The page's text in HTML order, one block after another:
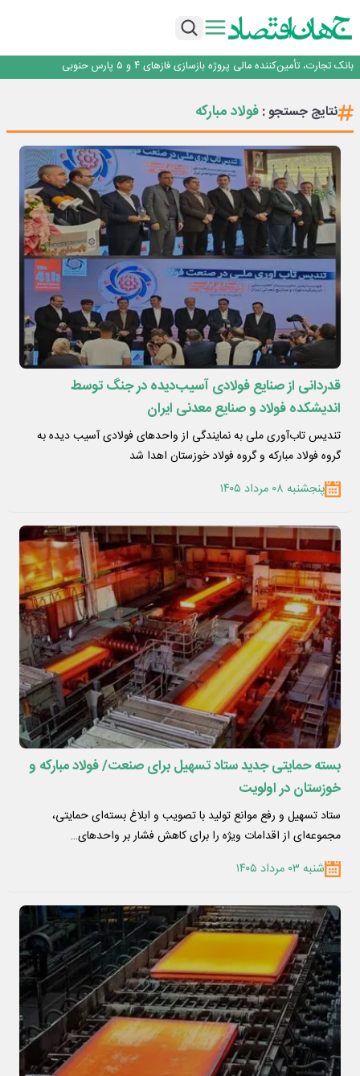
برگزاری آیین نکوداشت فعالان مواکب مرز شلمچه توسط شهرداری منطقه یک
منطقه‌ای
بانک تجارت، تأمین‌کننده مالی پروژه بازسازی فازهای ۴ و ۵ پارس حنوبی
برنده این رقابت داستان‌نویسی، انسان نبود!
برگزاری آیین نکوداشت فعالان مواکب مرز شلمچه توسط شهرداری منطقه یک
منطقه‌ای
نتایج جستجو :فولاد مبارکه
قدردانی از صنایع فولادی آسیب‌دیده در جنگ توسط
اندیشکده فولاد و صنایع معدنی ایران
تندیس تاب‌آوری ملی به نمایندگی از واحدهای فولادی آسیب دیده به
گروه فولاد مبارکه و گروه فولاد خوزستان اهدا شد
پنجشنبه ۰۸ مرداد ۱۴۰۵
بسته حمایتی جدید ستاد تسهیل برای صنعت/ فولاد مبارکه و
خوزستان در اولویت
ستاد تسهیل و رفع موانع تولید با تصویب و ابلاغ بسته‌ای حمایتی،
مجموعه‌ای از اقدامات ویژه را برای کاهش فشار بر واحدهای…
شنبه ۰۳ مرداد ۱۴۰۵